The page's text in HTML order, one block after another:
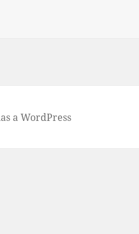
a WordPress